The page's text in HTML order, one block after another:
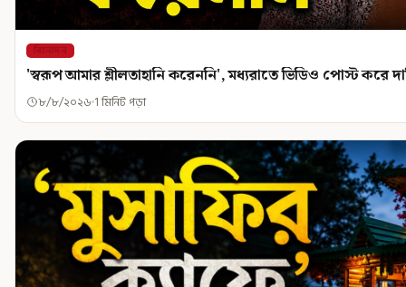
বিনোদন
'স্বরূপ আমার শ্লীলতাহানি করেননি', মধ্যরাতে ভিডিও পোস্ট করে
৮/৮/২০২৬ 1 মিনিট পড়া